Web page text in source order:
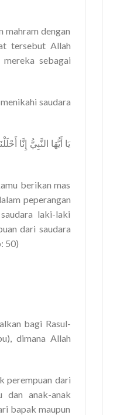
mahram dengan
tersebut Allah
sebagai
saudara
berikan mas
peperangan
laki-laki
dari saudara
50)
bagi Rasul-
dimana Allah
perempuan dari
dan anak-anak
bapak maupun